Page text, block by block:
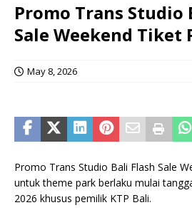
Promo Trans Studio
Sale Weekend Tiket
May 8, 2026
Promo Trans Studio Bali Flash Sale
untuk theme park berlaku mulai
2026 khusus pemilik KTP Bali.